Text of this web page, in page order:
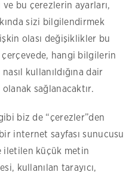
ve bu çerezlerin ayarları,
sizi bilgilendirmek
olası değişiklikler bu
çerçevede, hangi bilgilerin
kullanıldığına dair
sağlanacaktır.
biz de “çerezler”den
internet sayfası sunucusu
iletilen küçük metin
kullanılan tarayıcı,